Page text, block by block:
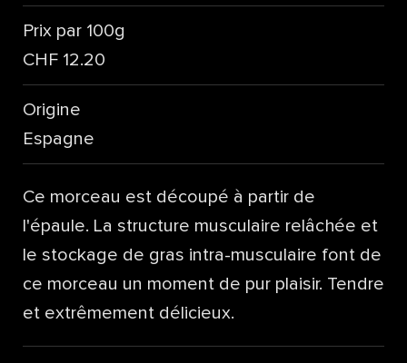
Prix par 100g
CHF 12.20
Origine
Espagne
Ce morceau est découpé à partir de
l'épaule. La structure musculaire relâchée et
le stockage de gras intra-musculaire font de
ce morceau un moment de pur plaisir. Tendre
et extrêmement délicieux.